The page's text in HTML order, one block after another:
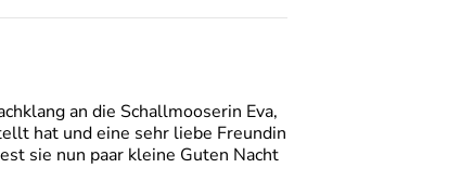
an die Schallmooserin Eva,
hat und eine sehr liebe Freundin
sie nun paar kleine Guten Nacht